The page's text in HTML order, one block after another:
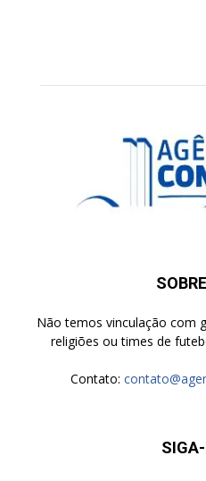
Não temos vinculação com
religiões ou times de
Contato: